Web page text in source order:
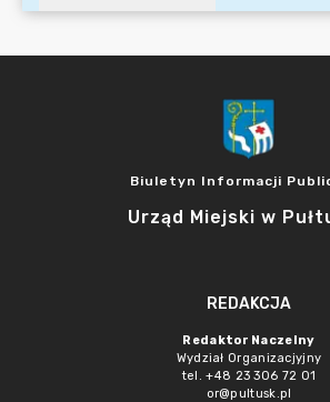
Biuletyn Informacji
Urząd Miejski w
REDAKCJA
Redaktor Naczelny
Wydział Organizacjyjny
tel. +48 23 306 72 01
or@pultusk.pl